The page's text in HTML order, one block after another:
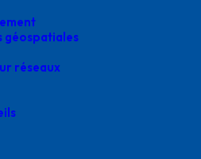
géospatiales
réseaux
des